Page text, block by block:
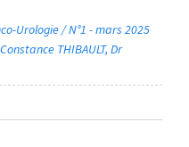
Urologie / N°1 - mars 2025
THIBAULT Dr